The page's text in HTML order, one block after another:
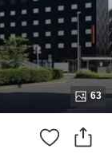
63